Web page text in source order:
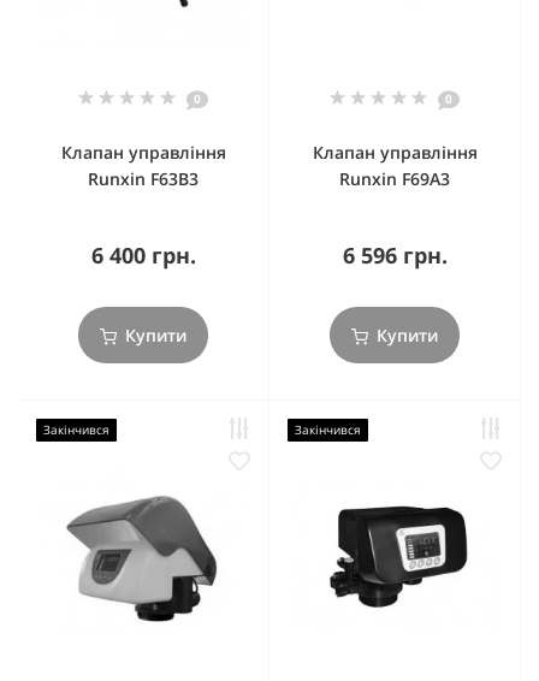
0
Клапан управління
Runxin F63B3
6 400 грн.
Купити
0
Клапан управління
Runxin F69А3
6 596 грн.
Купити
Закінчився Закінчився